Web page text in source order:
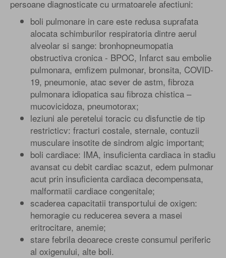
persoane diagnosticate cu urmatoarele afectiuni:
boli pulmonare in care este redusa suprafata
alocata schimburilor respiratoria dintre aerul
alveolar si sange: bronhopneumopatia
obstructiva cronica - BPOC, Infarct sau embolie
pulmonara, emfizem pulmonar, bronsita, COVID-
19, pneumonie, atac sever de astm, fibroza
pulmonara idiopatica sau fibroza chistica –
mucovicidoza, pneumotorax;
leziuni ale peretelui toracic cu disfunctie de tip
restricticv: fracturi costale, sternale, contuzii
musculare insotite de sindrom algic important;
boli cardiace: IMA, insuficienta cardiaca in stadiu
avansat cu debit cardiac scazut, edem pulmonar
acut prin insuficienta cardiaca decompensata,
malformatii cardiace congenitale;
scaderea capacitatii transportului de oxigen:
hemoragie cu reducerea severa a masei
eritrocitare, anemie;
stare febrila deoarece creste consumul periferic
al oxigenului, alte boli.